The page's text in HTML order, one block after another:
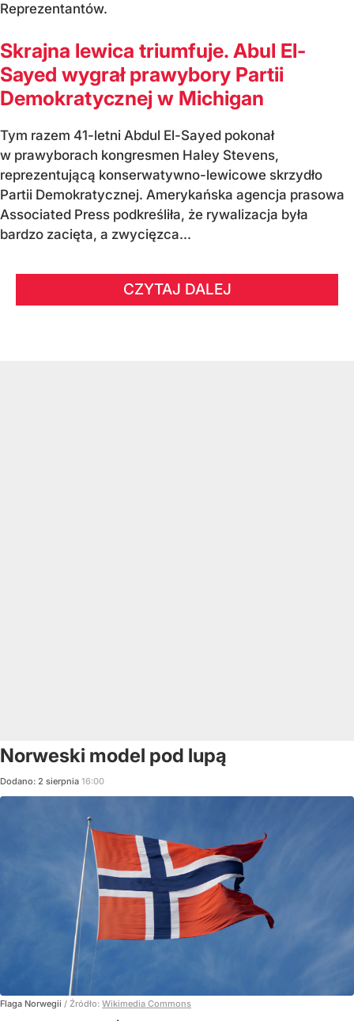
Reprezentantów.
Skrajna lewica triumfuje. Abul El-
Sayed wygrał prawybory Partii
Demokratycznej w Michigan
Tym razem 41-letni Abdul El-Sayed pokonał
w prawyborach kongresmen Haley Stevens,
reprezentującą konserwatywno-lewicowe skrzydło
Partii Demokratycznej. Amerykańska agencja prasowa
Associated Press podkreśliła, że rywalizacja była
bardzo zacięta, a zwycięzca...
CZYTAJ DALEJ
Norweski model pod lupą
Dodano: 2 sierpnia 16:00
Flaga Norwegii / Źródło: Wikimedia Commons